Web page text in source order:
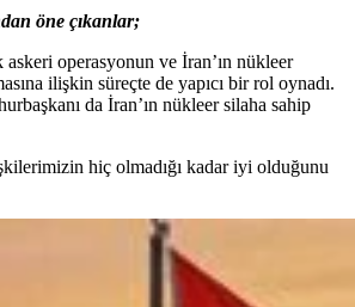
öne çıkanlar;
operasyonun ve İran’ın nükleer
ilişkin süreçte de yapıcı bir rol oynadı.
da İran’ın nükleer silaha sahip
hiç olmadığı kadar iyi olduğunu